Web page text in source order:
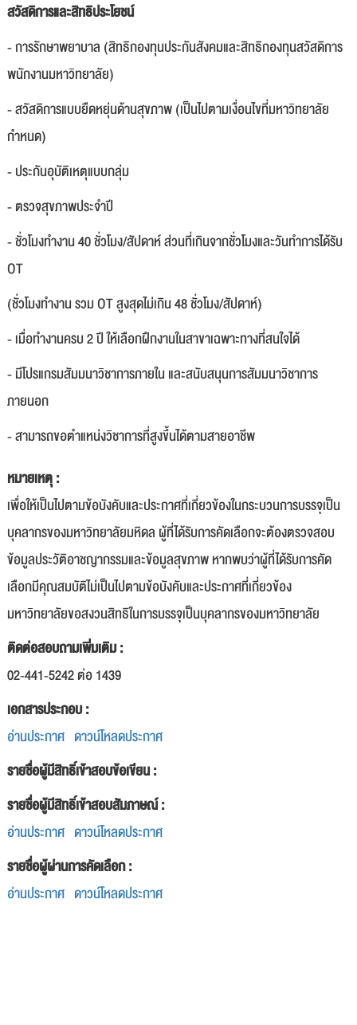
สวัสดิการและสิทธิประโยชน์
- การรักษาพยาบาล (สิทธิกองทุนประกันสังคมและสิทธิกองทุนสวัสดิการ
พนักงานมหาวิทยาลัย)
- สวัสดิการแบบยืดหยุ่นด้านสุขภาพ (เป็นไปตามเงื่อนไขที่มหาวิทยาลัย
กำหนด)
- ประกันอุบัติเหตุแบบกลุ่ม
- ตรวจสุขภาพประจำปี
- ชั่วโมงทำงาน 40 ชั่วโมง/สัปดาห์ ส่วนที่เกินจากชั่วโมงและวันทำการได้รับ
OT
(ชั่วโมงทำงาน รวม OT สูงสุดไม่เกิน 48 ชั่วโมง/สัปดาห์)
- เมื่อทำงานครบ 2 ปี ให้เลือกฝึกงานในสาขาเฉพาะทางที่สนใจได้
- มีโปรแกรมสัมมนาวิชาการภายใน และสนับสนุนการสัมมนาวิชาการ
ภายนอก
- สามารถขอตำแหน่งวิชาการที่สูงขึ้นได้ตามสายอาชีพ
หมายเหตุ :
เพื่อให้เป็นไปตามข้อบังคับและประกาศที่เกี่ยวข้องในกระบวนการบรรจุเป็น
บุคลากรของมหาวิทยาลัยมหิดล ผู้ที่ได้รับการคัดเลือกจะต้องตรวจสอบ
ข้อมูลประวัติอาชญากรรมและข้อมูลสุขภาพ หากพบว่าผู้ที่ได้รับการคัด
เลือกมีคุณสมบัติไม่เป็นไปตามข้อบังคับและประกาศที่เกี่ยวข้อง
มหาวิทยาลัยขอสงวนสิทธิในการบรรจุเป็นบุคลากรของมหาวิทยาลัย
ติดต่อสอบถามเพิ่มเติม :
02-441-5242 ต่อ 1439
เอกสารประกอบ :
อ่านประกาศ ดาวน์โหลดประกาศ
รายชื่อผู้มีสิทธิ์เข้าสอบข้อเขียน :
รายชื่อผู้มีสิทธิ์เข้าสอบสัมภาษณ์ :
อ่านประกาศ ดาวน์โหลดประกาศ
รายชื่อผู้ผ่านการคัดเลือก :
อ่านประกาศ ดาวน์โหลดประกาศ